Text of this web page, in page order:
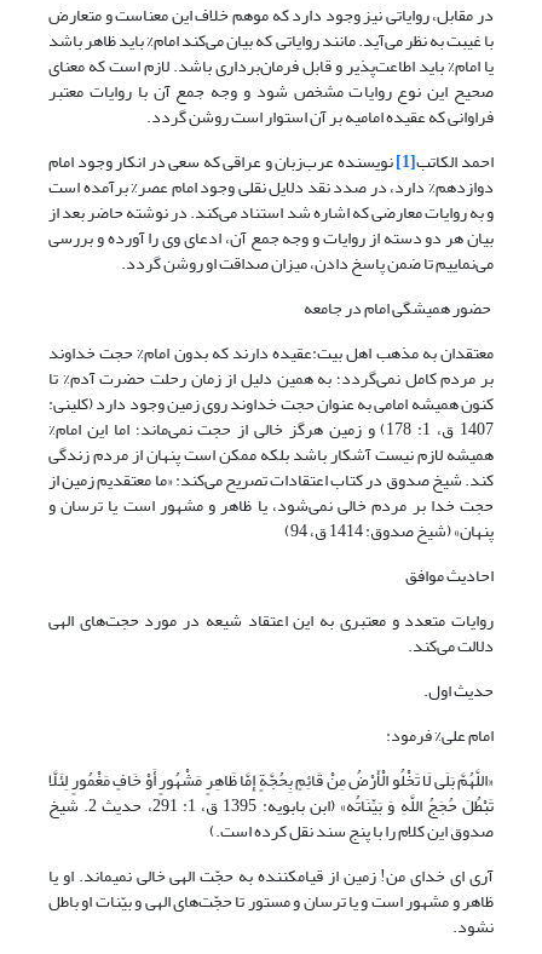
در مقابل، روایاتی نیز وجود دارد که موهم خلاف این معناست و متعارض
با غیبت به نظر می‌آید. مانند روایاتی که بیان می‌کند امام% باید ظاهر باشد
یا امام% باید اطاعت‌پذیر و قابل فرمان‌برداری باشد. لازم است که معنای
صحیح این نوع روایات مشخص شود و وجه جمع آن با روایات معتبر
فراوانی که عقیده امامیه بر آن استوار است روشن گردد.
احمد الکاتب[1] نویسنده عرب‌زبان و عراقی که سعی در انکار وجود امام
دوازدهم% دارد، در صدد نقد دلایل نقلی وجود امام عصر% برآمده است
و به روایات معارضی که اشاره شد استناد می‌کند. در نوشته حاضر بعد از
بیان هر دو دسته از روایات و وجه جمع آن، ادعای وی را آورده و بررسی
می‌نماییم تا ضمن پاسخ دادن، میزان صداقت او روشن گردد.
حضور همیشگی امام در جامعه
معتقدان به مذهب اهل بیت:عقیده دارند که بدون امام% حجت خداوند
بر مردم کامل نمی‌گردد؛ به همین دلیل از زمان رحلت حضرت آدم% تا
کنون همیشه امامی به عنوان حجت خداوند روی زمین وجود دارد (کلینی:
1407 ق، 1: 178) و زمین هرگز خالی از حجت نمی‌ماند؛ اما این امام%
همیشه لازم نیست آشکار باشد بلکه ممکن است پنهان از مردم زندگی
کند. شیخ صدوق در کتاب اعتقادات تصریح می‌کند: «ما معتقدیم زمین از
حجت خدا بر مردم خالی نمی‌شود، یا ظاهر و مشهور است یا ترسان و
پنهان» (شیخ صدوق: 1414 ق، 94)
احادیث موافق
روایات متعدد و معتبری به این اعتقاد شیعه در مورد حجت‌های الهی
دلالت می‌کند.
حدیث اول.
امام علی% فرمود:
«اللَّهُمَّ بَلَى لَا تَخْلُو الْأَرْضُ مِنْ قَائِمٍ بِحُجَّةٍ إِمَّا ظَاهِرٍ مَشْهُورٍ أَوْ خَافٍ مَغْمُورٍ لِئَلَّا
تَبْطُلَ حُجَجُ اللَّهِ وَ بَیِّنَاتُه»‏ (ابن بابویه: 1395 ق، 1: 291، حدیث 2. شیخ
صدوق این کلام را با پنج سند نقل کرده است.)
آرى اى خداى من! زمین از قیام‏کننده به حجّت الهى خالى نمى‏ماند. او یا
ظاهر و مشهور است و یا ترسان و مستور تا حجّت‌هاى الهى و بیّنات او باطل
نشود.